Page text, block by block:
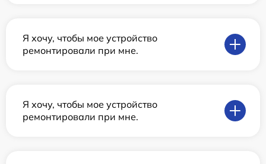
Я хочу, чтобы мое устройство
ремонтировали при мне.
Я хочу, чтобы мое устройство
ремонтировали при мне.